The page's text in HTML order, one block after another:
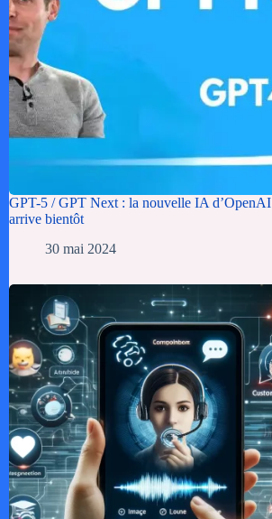
GPT-5 / GPT Next : la nouvelle IA d’OpenAI
arrive bientôt
30 mai 2024